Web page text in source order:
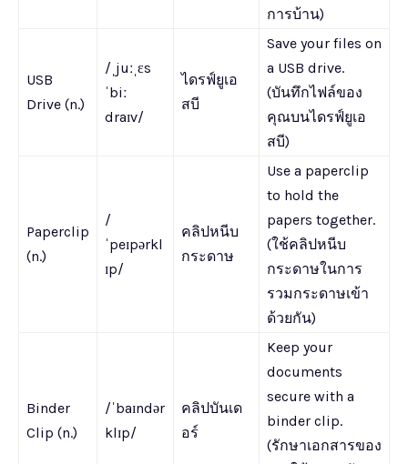
การบ้าน)
USB
Drive (n.)
/ˌjuːˌɛs
ˈbiː
draɪv/
ไดรฟ์ยูเอ
สบี
Save your files on
a USB drive.
(บันทึกไฟล์ของ
คุณบนไดรฟ์ยูเอ
สบี)
Paperclip
(n.)
/
ˈpeɪpərkl
ɪp/
คลิปหนีบ
กระดาษ
Use a paperclip
to hold the
papers together.
(ใช้คลิปหนีบ
กระดาษในการ
รวมกระดาษเข้า
ด้วยกัน)
Binder
Clip (n.)
/ˈbaɪndər
klɪp/
คลิปบันเด
อร์
Keep your
documents
secure with a
binder clip.
(รักษาเอกสารของ